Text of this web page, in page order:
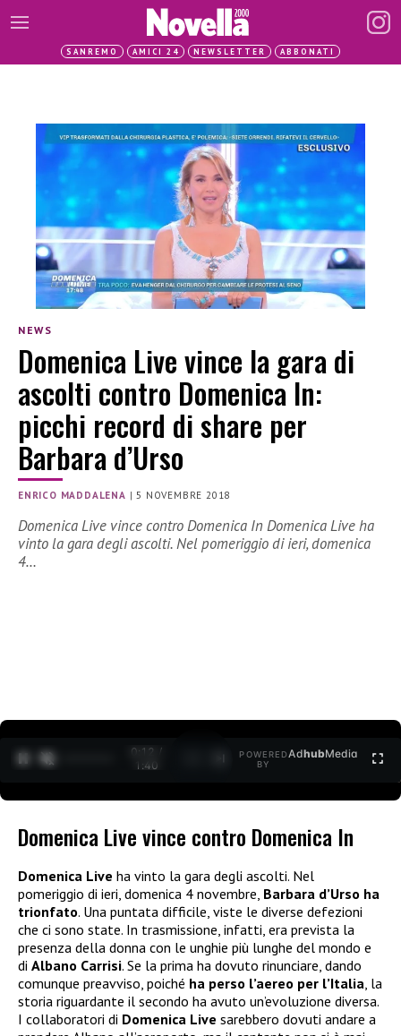
SANREMO AMICI 24 NEWSLETTER ABBONATI
NEWS
Domenica Live vince la gara di
ascolti contro Domenica In:
picchi record di share per
Barbara d’Urso
ENRICO MADDALENA |5 NOVEMBRE 2018
Domenica Live vince contro Domenica In Domenica Live ha
vinto la gara degli ascolti. Nel pomeriggio di ieri, domenica
4…
0:13 /
1:40
POWERED
BY
AdhubMedia
Domenica Live vince contro Domenica In
Domenica Live ha vinto la gara degli ascolti. Nel
pomeriggio di ieri, domenica 4 novembre, Barbara d’Urso ha
trionfato. Una puntata difficile, viste le diverse defezioni
che ci sono state. In trasmissione, infatti, era prevista la
presenza della donna con le unghie più lunghe del mondo e
di Albano Carrisi. Se la prima ha dovuto rinunciare, dando
comunque preavviso, poiché ha perso l’aereo per l’Italia, la
storia riguardante il secondo ha avuto un’evoluzione diversa.
I collaboratori di Domenica Live sarebbero dovuti andare a